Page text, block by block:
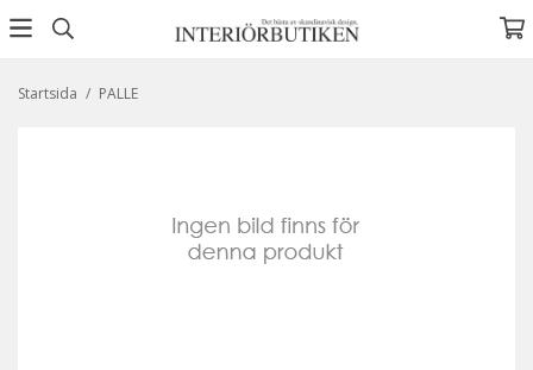
Startsida / PALLE